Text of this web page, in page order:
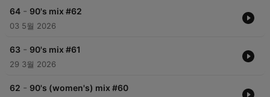
64 - 90's mix #62
03 5월 2026
63 - 90's mix #61
29 3월 2026
62 - 90's (women's) mix #60